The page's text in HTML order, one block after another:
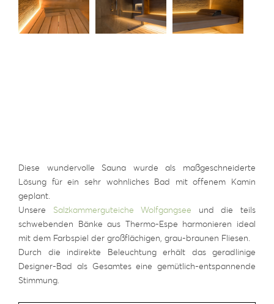
Diese wundervolle Sauna wurde als maßgeschneiderte
Lösung für ein sehr wohnliches Bad mit offenem Kamin
geplant.
Unsere Salzkammerguteiche Wolfgangsee und die teils
schwebenden Bänke aus Thermo-Espe harmonieren ideal
mit dem Farbspiel der großflächigen, grau-braunen Fliesen.
Durch die indirekte Beleuchtung erhält das geradlinige
Designer-Bad als Gesamtes eine gemütlich-entspannende
Stimmung.